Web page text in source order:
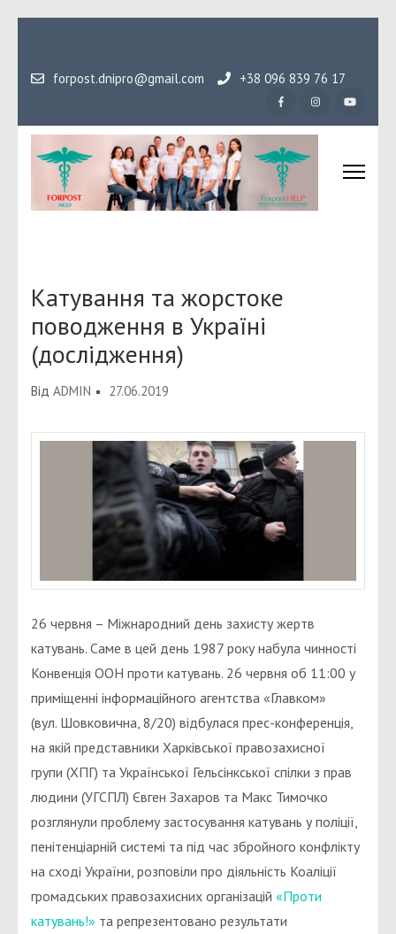
вмісту
Enter)
forpost.dnipro@gmail.com +38 096 839 76 17
Катування та жорстоке
поводження в Україні
(дослідження)
Від ADMIN 27.06.2019
26 червня – Міжнародний день захисту жертв
катувань. Саме в цей день 1987 року набула чинності
Конвенція ООН проти катувань. 26 червня об 11:00 у
приміщенні інформаційного агентства «Главком»
(вул. Шовковична, 8/20) відбулася прес-конференція,
на якій представники Харківської правозахисної
групи (ХПГ) та Української Гельсінкської спілки з прав
людини (УГСПЛ) Євген Захаров та Макс Тимочко
розглянули проблему застосування катувань у поліції,
пенітенціарній системі та під час збройного конфлікту
на сході України, розповіли про діяльність Коаліції
громадських правозахисних організацій «Проти
катувань!» та репрезентовано результати